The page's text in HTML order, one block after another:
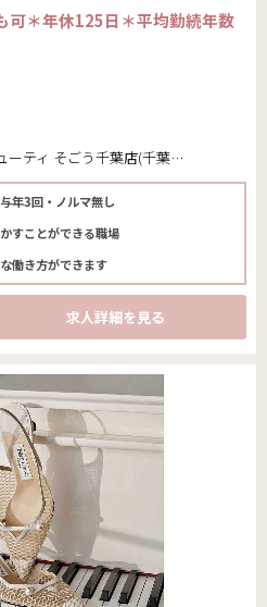
可＊年休125日＊平均勤続年数
ごう千葉店(千葉県 千葉市中央区)
年3回・ノルマ無し
すことができる職場
働き方ができます
求人詳細を見る